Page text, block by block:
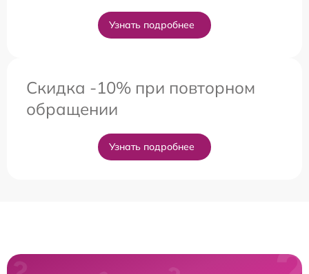
Узнать подробнее
Скидка -10% при повторном
обращении
Узнать подробнее